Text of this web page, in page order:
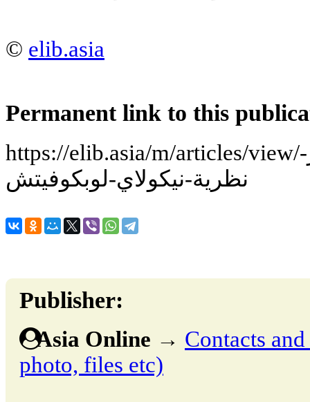
© elib.asia
Permanent link to this
https://elib.asia/m/articles/view/تفكير-بعد-الحدث-في-إطار-
نظرية-نيكولاي-لوبكوفيتش
Publisher:
Asia Online → Contacts
photo, files etc)